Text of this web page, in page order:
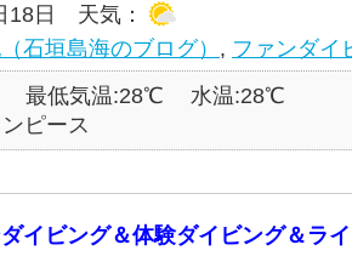
18日 天気：
石垣島海のブログ） , ファンダイ
最低気温:28℃
水温:28℃
ピース
イビング＆体験ダイビング＆ラ